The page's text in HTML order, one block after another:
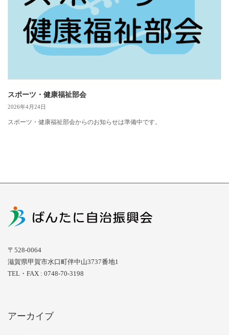
スポーツ・健康福祉部会
2026年4月24日
スポーツ・健康福祉部会からのお知らせは準備中です。
〒528-0064
滋賀県甲賀市水口町伴中山3737番地1
TEL・FAX : 0748-70-3198
アーカイブ